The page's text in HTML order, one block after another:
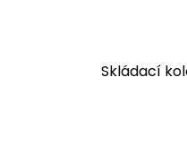
Skládací